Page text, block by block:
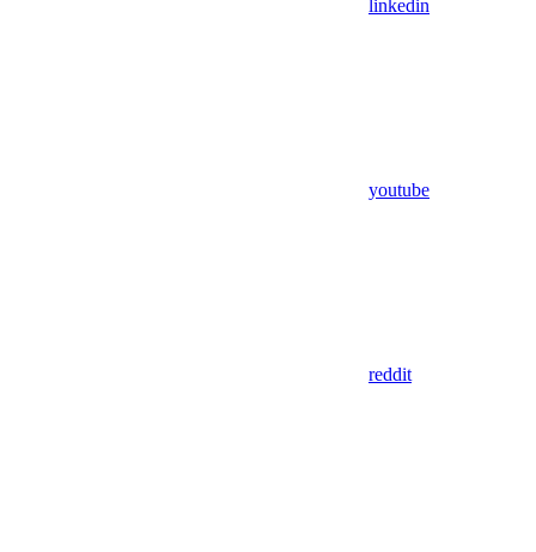
linkedin
youtube
reddit